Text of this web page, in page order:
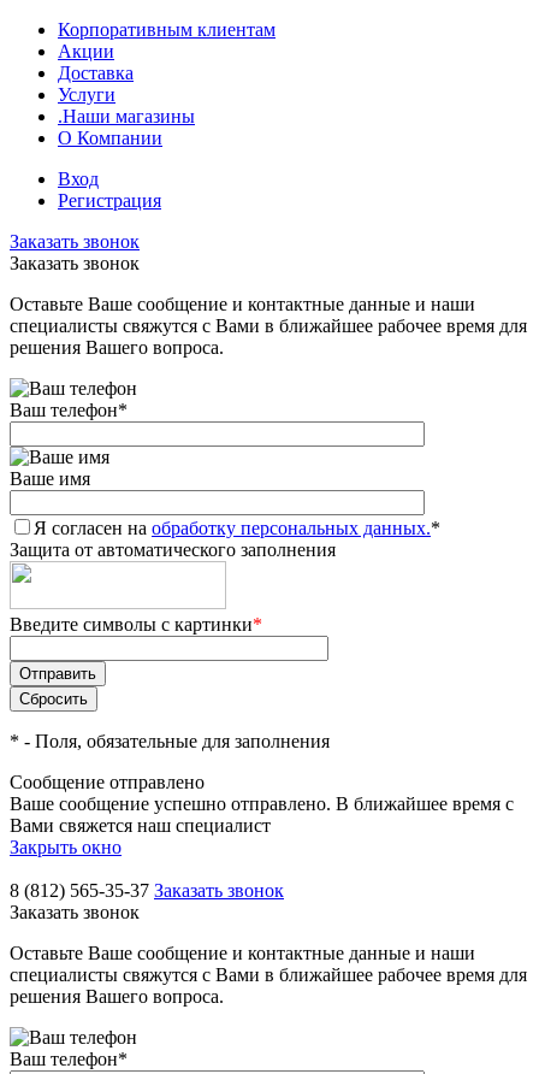
Корпоративным клиентам
Акции
Доставка
Услуги
.Наши магазины
О Компании
Вход
Регистрация
Заказать звонок
Заказать звонок
Оставьте Ваше сообщение и контактные данные и наши
специалисты свяжутся с Вами в ближайшее рабочее время для
решения Вашего вопроса.
Ваш телефон*
Ваше имя
Я согласен на обработку персональных данных.*
Защита от автоматического заполнения
Введите символы с картинки*
* - Поля, обязательные для заполнения
Сообщение отправлено
Ваше сообщение успешно отправлено. В ближайшее время с
Вами свяжется наш специалист
Закрыть окно
8 (812) 565-35-37 Заказать звонок
Заказать звонок
Оставьте Ваше сообщение и контактные данные и наши
специалисты свяжутся с Вами в ближайшее рабочее время для
решения Вашего вопроса.
Ваш телефон*